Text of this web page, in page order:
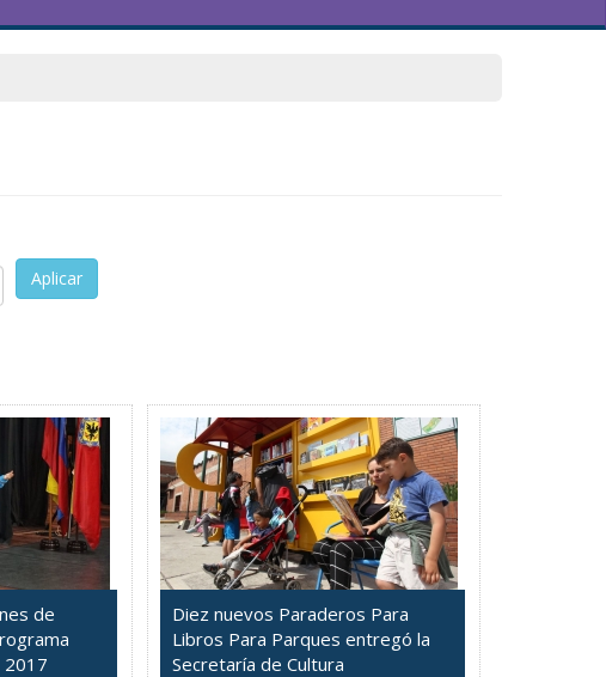
Aplicar
de
2017
Diez nuevos Paraderos Para
Libros Para Parques entregó la
Secretaría de Cultura